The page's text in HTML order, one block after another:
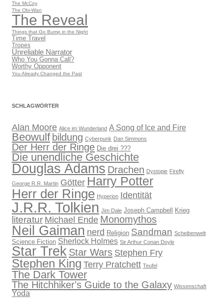
The McCoy
The Obi-Wan
The Reveal
Things that Go Bump in the Night
Time Travel
Tropes
Unreliable Narrator
Who You Gonna Call?
Worthy Opponent
You Already Changed the Past
SCHLAGWÖRTER
Alan Moore Alice im Wunderland A Song of Ice and Fire
Beowulf bildung Cyberpunk Dan Simmons
Der Herr der Ringe Die drei ???
Die unendliche Geschichte
Douglas Adams Drachen Dystopie Firefly
George R.R. Martin Götter Harry Potter
Herr der Ringe Hyperion Identität
J.R.R. Tolkien Jim Dale Joseph Campbell Krieg
literatur Michael Ende Monomythos
Neil Gaiman nerd Religion Sandman Scheibenwelt
Science Fiction Sherlock Holmes Sir Arthur Conan Doyle
Star Trek Star Wars Stephen Fry
Stephen King Terry Pratchett Teufel
The Dark Tower
The Hitchhiker's Guide to the Galaxy Wissenschaft
Yoda